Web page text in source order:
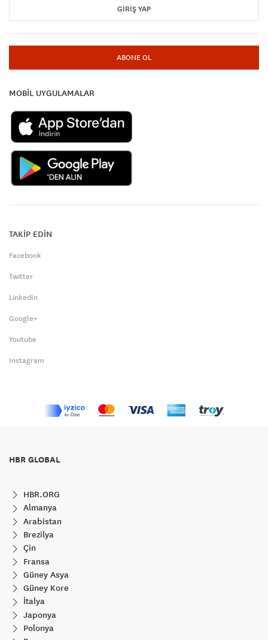
GIRIŞ YAP
ABONE OL
MOBİL UYGULAMALAR
TAKİP EDİN
Facebook
Twitter
LinkedIn
Google+
Youtube
Instagram
HBR GLOBAL
HBR.ORG
Almanya
Arabistan
Brezilya
Çin
Fransa
Güney Asya
Güney Kore
İtalya
Japonya
Polonya